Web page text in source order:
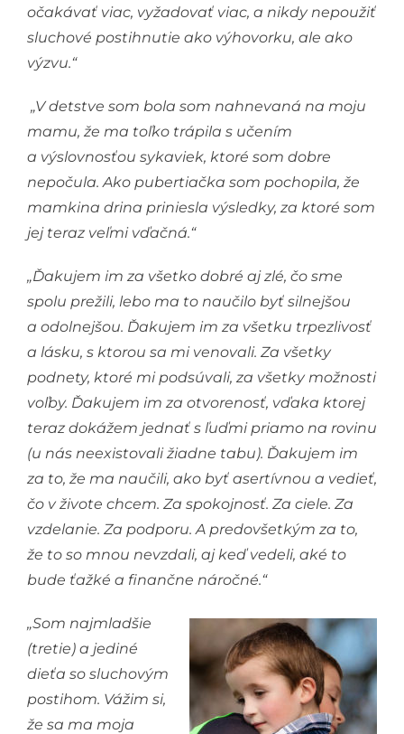
očakávať viac, vyžadovať viac, a nikdy nepoužiť
sluchové postihnutie ako výhovorku, ale ako
výzvu.“
„V detstve som bola som nahnevaná na moju
mamu, že ma toľko trápila s učením
a výslovnosťou sykaviek, ktoré som dobre
nepočula. Ako pubertiačka som pochopila, že
mamkina drina priniesla výsledky, za ktoré som
jej teraz veľmi vďačná.“
„Ďakujem im za všetko dobré aj zlé, čo sme
spolu prežili, lebo ma to naučilo byť silnejšou
a odolnejšou. Ďakujem im za všetku trpezlivosť
a lásku, s ktorou sa mi venovali. Za všetky
podnety, ktoré mi podsúvali, za všetky možnosti
voľby. Ďakujem im za otvorenosť, vďaka ktorej
teraz dokážem jednať s ľuďmi priamo na rovinu
(u nás neexistovali žiadne tabu). Ďakujem im
za to, že ma naučili, ako byť asertívnou a vedieť,
čo v živote chcem. Za spokojnosť. Za ciele. Za
vzdelanie. Za podporu. A predovšetkým za to,
že to so mnou nevzdali, aj keď vedeli, aké to
bude ťažké a finančne náročné.“
„Som najmladšie
(tretie) a jediné
dieťa so sluchovým
postihom. Vážim si,
že sa ma moja